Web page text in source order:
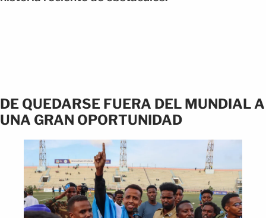
DE QUEDARSE FUERA DEL MUNDIAL A
UNA GRAN OPORTUNIDAD